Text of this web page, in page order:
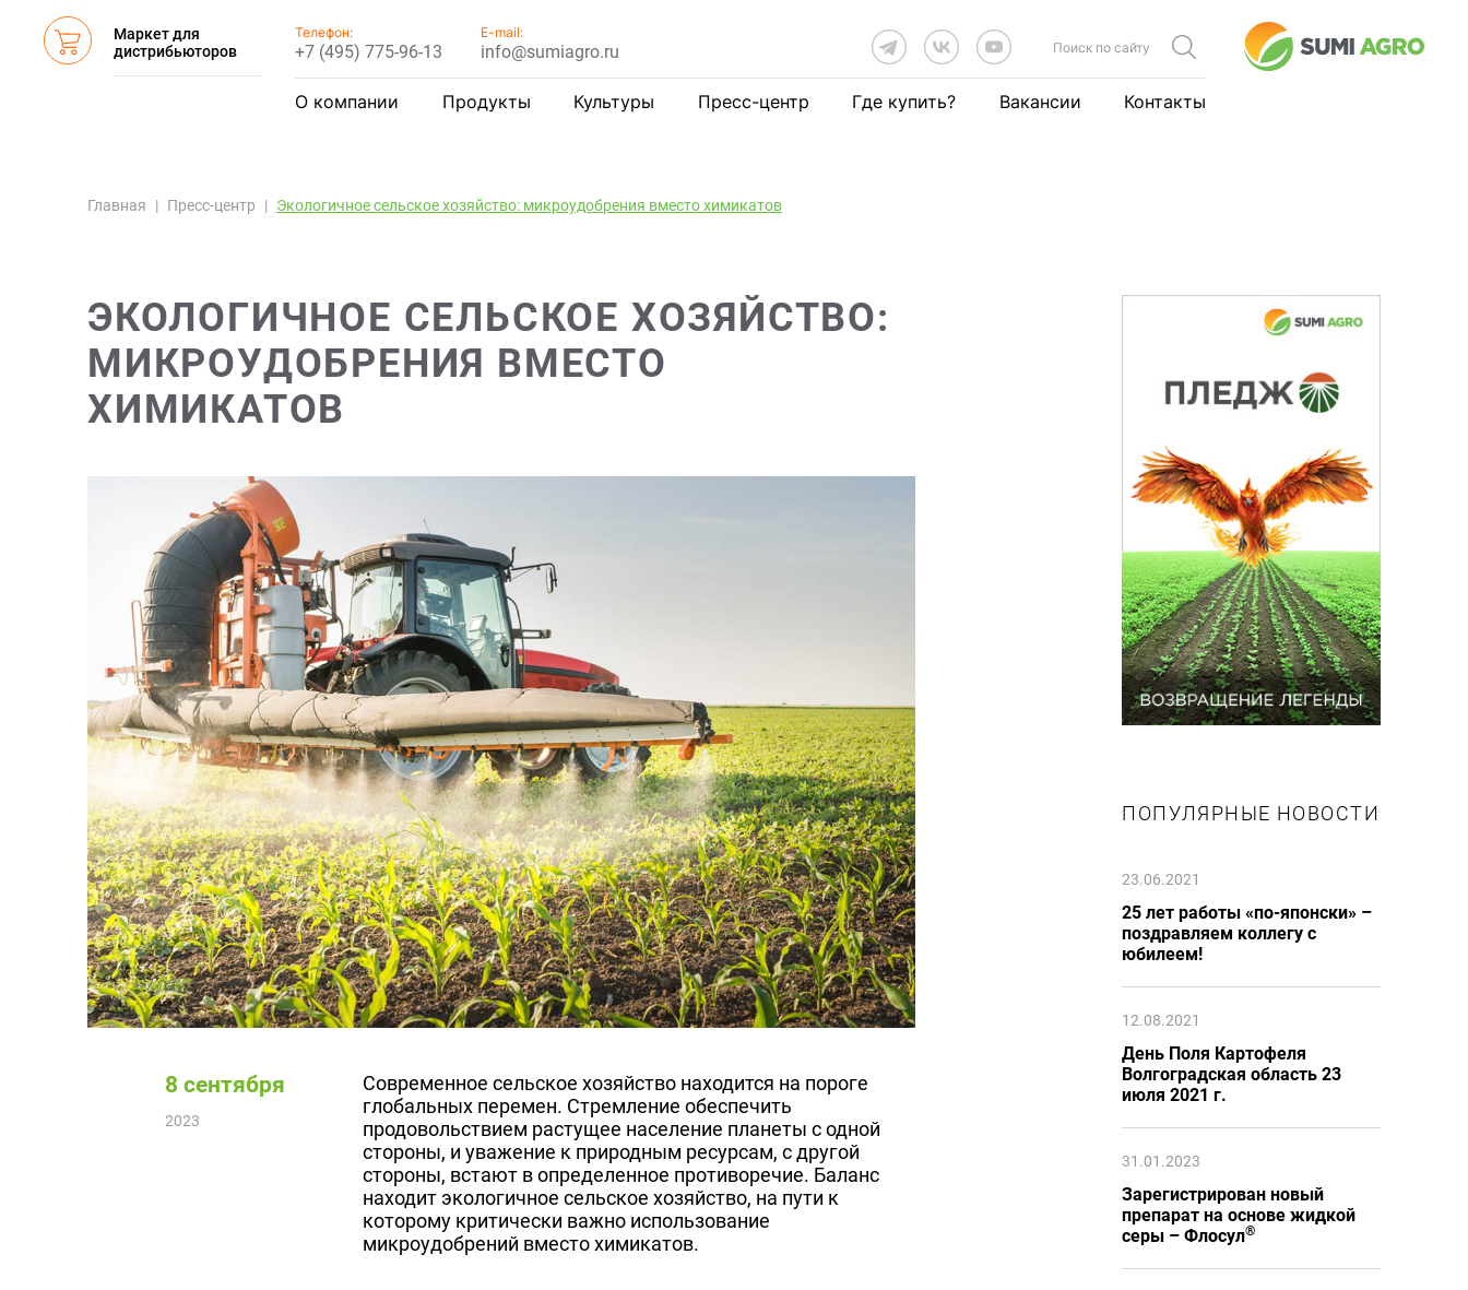
Маркет для
дистрибьюторов
Телефон:
+7 (495) 775-96-13
E-mail:
info@sumiagro.ru
О компании Продукты Культуры Пресс-центр Где купить? Вакансии Контакты
Главная Пресс-центр Экологичное сельское хозяйство: микроудобрения вместо химикатов
ЭКОЛОГИЧНОЕ СЕЛЬСКОЕ ХОЗЯЙСТВО:
МИКРОУДОБРЕНИЯ ВМЕСТО
ХИМИКАТОВ
8 сентября
2023
Современное сельское хозяйство находится на пороге
глобальных перемен. Стремление обеспечить
продовольствием растущее население планеты с одной
стороны, и уважение к природным ресурсам, с другой
стороны, встают в определенное противоречие. Баланс
находит экологичное сельское хозяйство, на пути к
которому критически важно использование
микроудобрений вместо химикатов.
ПОПУЛЯРНЫЕ НОВОСТИ
23.06.2021
25 лет работы «по-японски» –
поздравляем коллегу с
юбилеем!
12.08.2021
День Поля Картофеля
Волгоградская область 23
июля 2021 г.
31.01.2023
Зарегистрирован новый
препарат на основе жидкой
серы – Флосул®